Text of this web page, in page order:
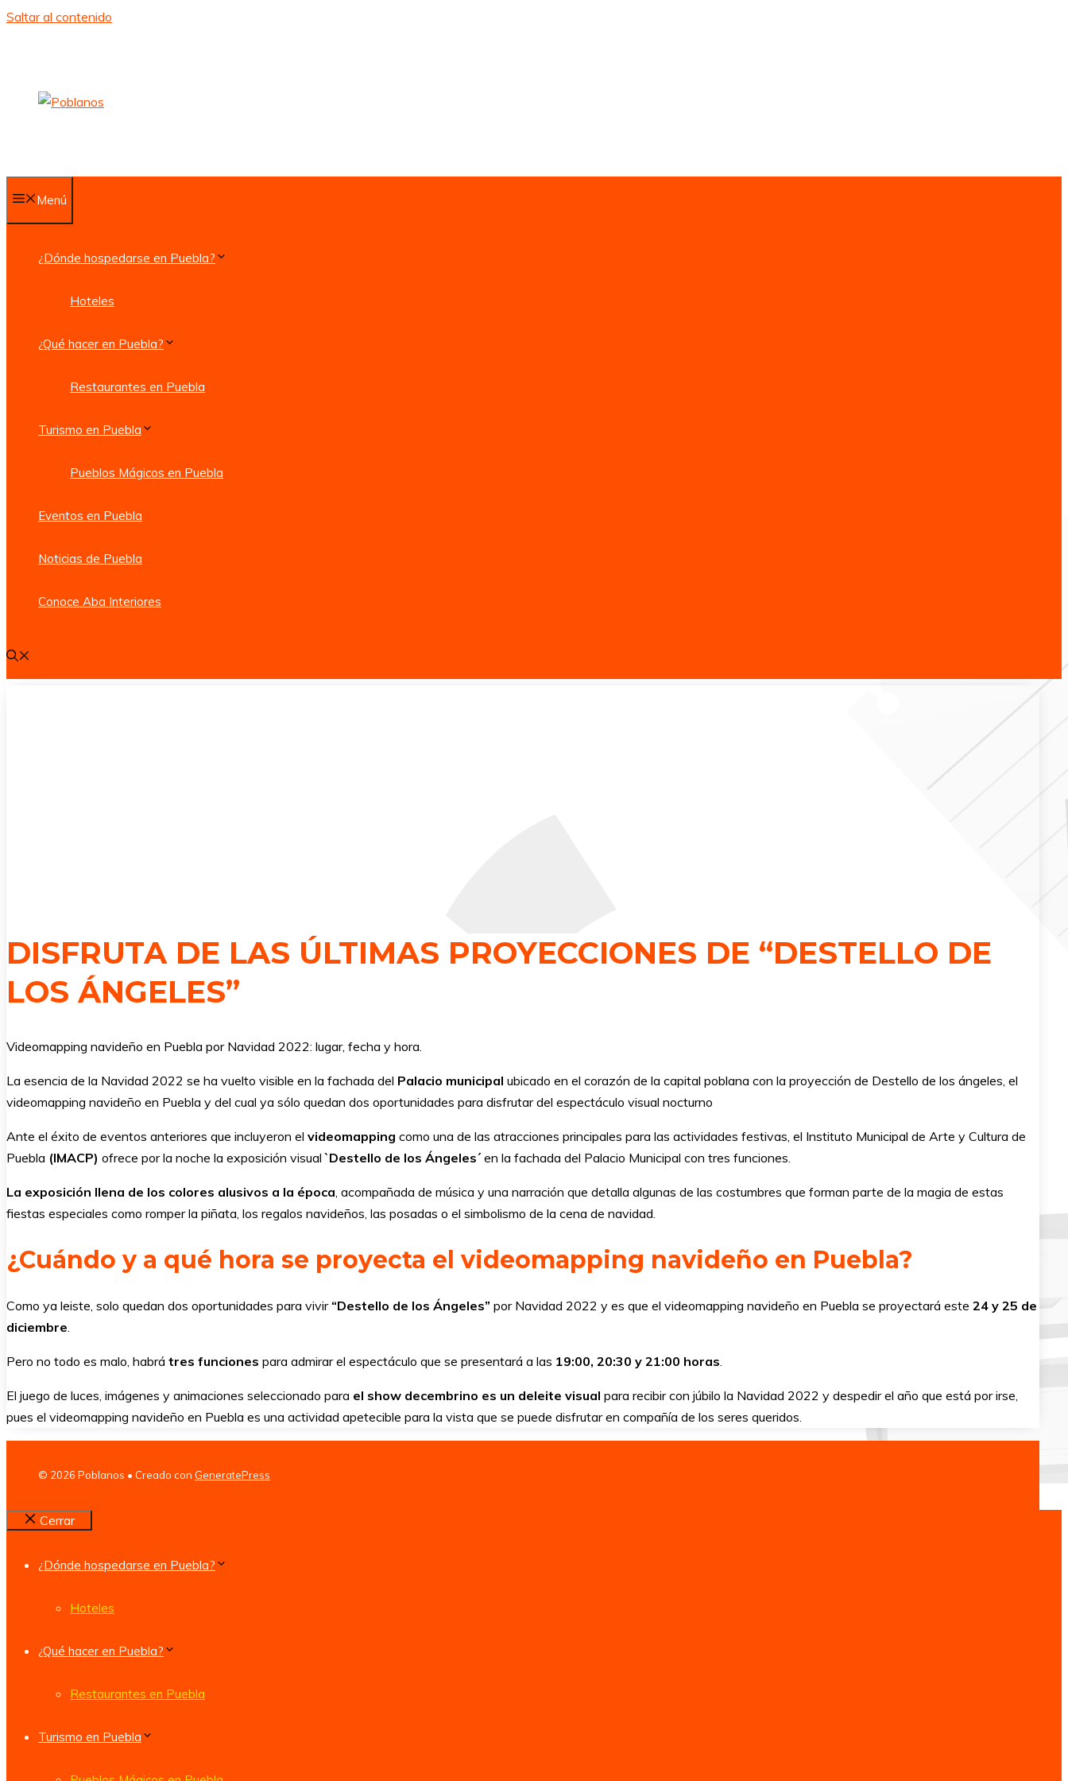
Saltar al contenido
Menú
¿Dónde hospedarse en Puebla?
Hoteles
¿Qué hacer en Puebla?
Restaurantes en Puebla
Turismo en Puebla
Pueblos Mágicos en Puebla
Eventos en Puebla
Noticias de Puebla
Conoce Aba Interiores
DISFRUTA DE LAS ÚLTIMAS PROYECCIONES DE “DESTELLO DE
LOS ÁNGELES”
Videomapping navideño en Puebla por Navidad 2022: lugar, fecha y hora.
La esencia de la Navidad 2022 se ha vuelto visible en la fachada del Palacio municipal ubicado en el corazón de la capital poblana con la proyección de Destello de los ángeles, el
videomapping navideño en Puebla y del cual ya sólo quedan dos oportunidades para disfrutar del espectáculo visual nocturno
Ante el éxito de eventos anteriores que incluyeron el videomapping como una de las atracciones principales para las actividades festivas, el Instituto Municipal de Arte y Cultura de
Puebla (IMACP) ofrece por la noche la exposición visual`Destello de los Ángeles´en la fachada del Palacio Municipal con tres funciones.
La exposición llena de los colores alusivos a la época, acompañada de música y una narración que detalla algunas de las costumbres que forman parte de la magia de estas
fiestas especiales como romper la piñata, los regalos navideños, las posadas o el simbolismo de la cena de navidad.
¿Cuándo y a qué hora se proyecta el videomapping navideño en Puebla?
Como ya leiste, solo quedan dos oportunidades para vivir“Destello de los Ángeles” por Navidad 2022 y es que el videomapping navideño en Puebla se proyectará este 24 y 25 de
diciembre
Pero no todo es malo, habrá tres funciones para admirar el espectáculo que se presentará a las 19:00, 20:30 y 21:00 horas
El juego de luces, imágenes y animaciones seleccionado para el show decembrino es un deleite visual para recibir con júbilo la Navidad 2022 y despedir el año que está por irse,
pues el videomapping navideño en Puebla es una actividad apetecible para la vista que se puede disfrutar en compañía de los seres queridos.
© 2026 Poblanos • Creado con GeneratePress
Cerrar
¿Dónde hospedarse en Puebla?
Hoteles
¿Qué hacer en Puebla?
Restaurantes en Puebla
Turismo en Puebla